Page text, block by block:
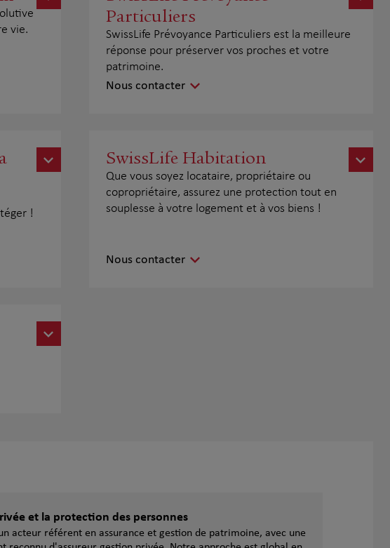
vie.
Particuliers
SwissLife Prévoyance Particuliers est la meilleure
réponse pour préserver vos proches et votre
patrimoine.
Nous contacter
!
SwissLife Habitation
Que vous soyez locataire, propriétaire ou
copropriétaire, assurez une protection tout en
souplesse à votre logement et à vos biens !
Nous contacter
et la protection des personnes
acteur référent en assurance et gestion de patrimoine, avec une